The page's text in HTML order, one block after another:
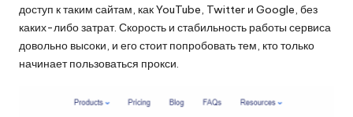
доступ к таким сайтам, как YouTube, Twitter и Google, без
каких-либо затрат. Скорость и стабильность работы сервиса
довольно высоки, и его стоит попробовать тем, кто только
начинает пользоваться прокси.